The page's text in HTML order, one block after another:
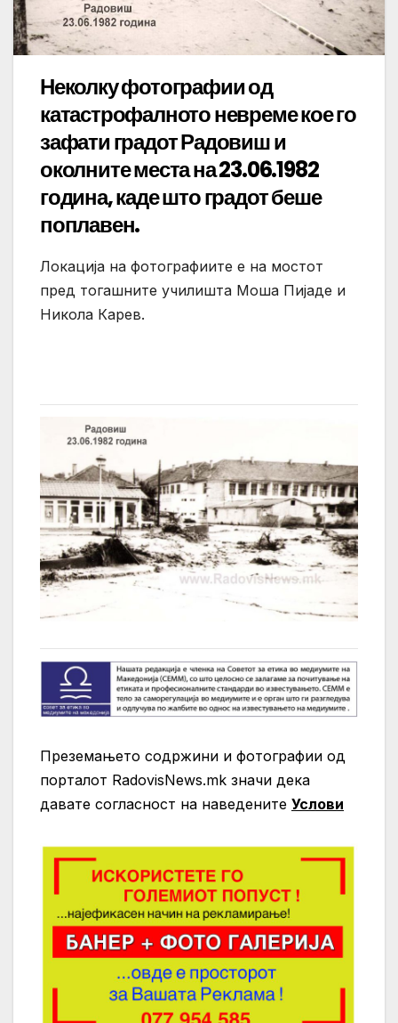
Неколку фотографии од
катастрофалното невреме кое го
зафати градот Радовиш и
околните места на 23.06.1982
година, каде што градот беше
поплавен.
Локација на фотографиите е на мостот
пред тогашните училишта Моша Пијаде и
Никола Карев.
Преземањето содржини и фотографии од
порталот RadovisNews.mk значи дека
давате согласност на нaведените Услови